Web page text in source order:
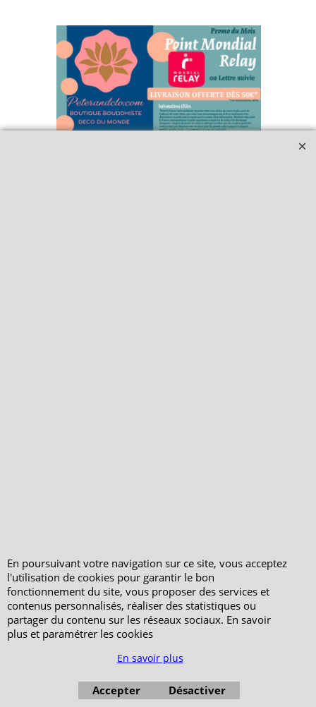
En poursuivant votre navigation sur ce site, vous acceptez
l'utilisation de cookies pour garantir le bon
fonctionnement du site, vous proposer des services et
contenus personnalisés, réaliser des statistiques ou
partager du contenu sur les réseaux sociaux. En savoir
plus et paramétrer les cookies
En savoir plus
Accepter Désactiver